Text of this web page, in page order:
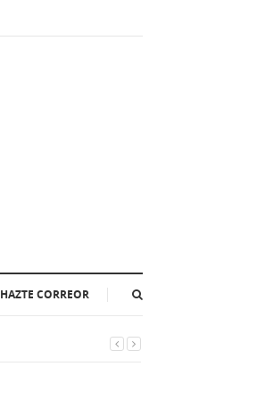
HAZTE CORREOR